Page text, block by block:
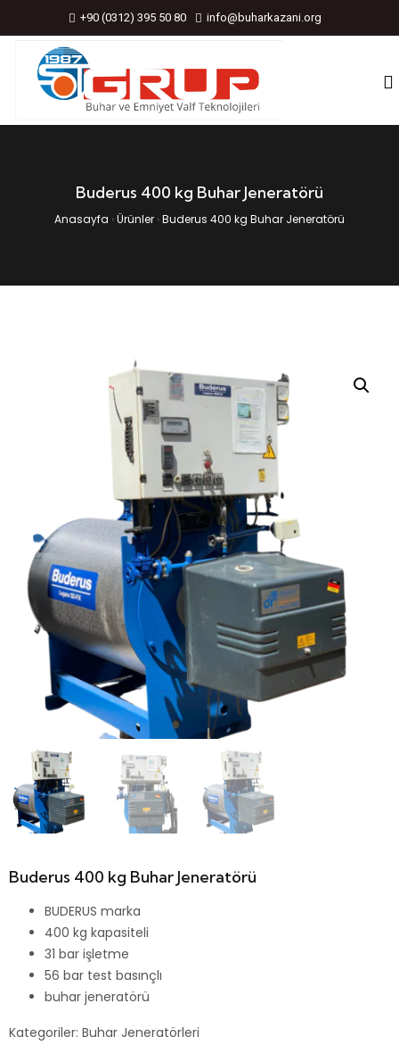
+90 (0312) 395 50 80 info@buharkazani.org
Buderus 400 kg Buhar Jeneratörü
Anasayfa ›Ürünler ›Buderus 400 kg Buhar Jeneratörü
Buderus 400 kg Buhar Jeneratörü
BUDERUS marka
400 kg kapasiteli
31 bar işletme
56 bar test basınçlı
buhar jeneratörü
Kategoriler: Buhar Jeneratörleri